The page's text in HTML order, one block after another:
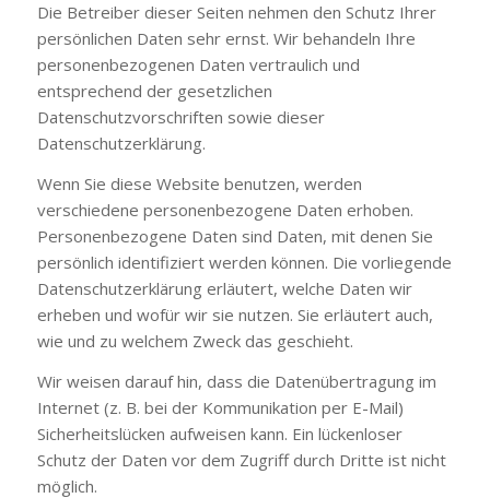
Die Betreiber dieser Seiten nehmen den Schutz Ihrer
persönlichen Daten sehr ernst. Wir behandeln Ihre
personenbezogenen Daten vertraulich und
entsprechend der gesetzlichen
Datenschutzvorschriften sowie dieser
Datenschutzerklärung.
Wenn Sie diese Website benutzen, werden
verschiedene personenbezogene Daten erhoben.
Personenbezogene Daten sind Daten, mit denen Sie
persönlich identifiziert werden können. Die vorliegende
Datenschutzerklärung erläutert, welche Daten wir
erheben und wofür wir sie nutzen. Sie erläutert auch,
wie und zu welchem Zweck das geschieht.
Wir weisen darauf hin, dass die Datenübertragung im
Internet (z. B. bei der Kommunikation per E-Mail)
Sicherheitslücken aufweisen kann. Ein lückenloser
Schutz der Daten vor dem Zugriff durch Dritte ist nicht
möglich.